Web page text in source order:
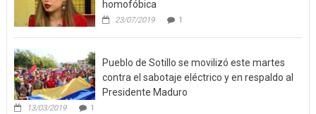
homofóbica
23/07/2019 1
Pueblo de Sotillo se movilizó este martes
contra el sabotaje eléctrico y en respaldo al
Presidente Maduro
13/03/2019 1